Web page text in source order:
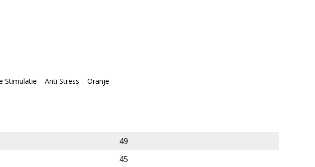
Stimulatie – Anti Stress – Oranje
49
45